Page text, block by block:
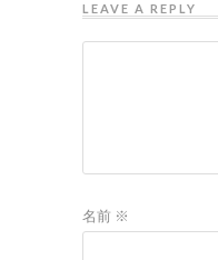
LEAVE A REPLY
名前 ※